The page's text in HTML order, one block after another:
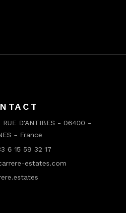
RUE D'ANTIBES - 06400 -
- France
6 15 59 32 17
estates.com